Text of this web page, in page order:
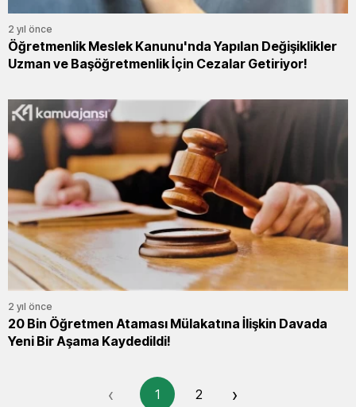
2 yıl önce
Öğretmenlik Meslek Kanunu'nda Yapılan Değişiklikler
Uzman ve Başöğretmenlik İçin Cezalar Getiriyor!
2 yıl önce
20 Bin Öğretmen Ataması Mülakatına İlişkin Davada
Yeni Bir Aşama Kaydedildi!
‹ 1 2 ›